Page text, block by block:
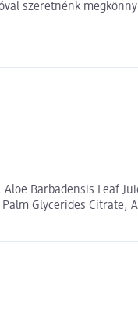
szeretnénk
Barbadensis Leaf
Glycerides